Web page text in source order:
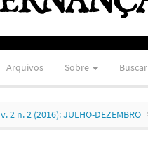
Arquivos Sobre Buscar
v. 2 n. 2 (2016): JULHO-DEZEMBRO